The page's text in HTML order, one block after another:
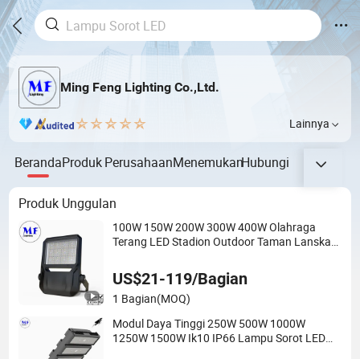
Ming Feng Lighting Co.,Ltd.
Lainnya
BerandaProdukPerusahaanMenemukanHubungi
Produk Unggulan
100W 150W 200W 300W 400W Olahraga
Terang LED Stadion Outdoor Taman Lanskap
Tahan Debu Lampu Sorot LED
US$21-119/Bagian
1 Bagian(MOQ)
Modul Daya Tinggi 250W 500W 1000W
1250W 1500W Ik10 IP66 Lampu Sorot LED